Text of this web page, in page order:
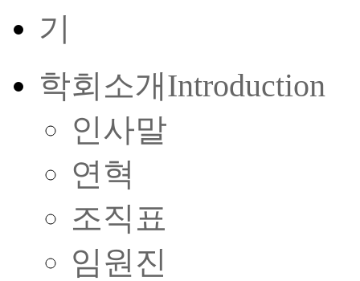
학회소개Introduction
인사말
연혁
조직표
임원진